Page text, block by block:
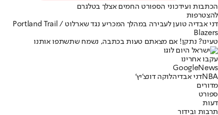
הכתבות ועידכוני הספורט החמים אצלך בטלגרם
להצטרפות
דני אבדיה טוען לעבירה במהלך המכריע נגד שארלוט / Portland Trail
Blazers
טעינו? נתקן! אם מצאתם טעות בכתבה, נשמח שתשתפו אותנו
עקבו אחרינו
Googl eNews
NBAדני אבדיהלוקה דונצ'יץ'
מדורים
ספורט
דעות
תרבות ובידור